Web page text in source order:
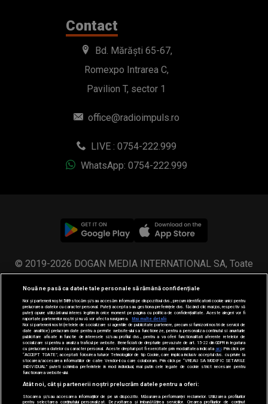
Contact
Bd. Mărăști 65-67,
Romexpo Intrarea C,
Pavilion T, sector 1
office@radioimpuls.ro
LIVE : 0754-222.999
WhatsApp: 0754-222.999
© 2019-2026 DOGAN MEDIA INTERNATIONAL SA, Toate
drepturile rezervate.
Nouă ne pasă ca datele tale personale să rămână confidențiale
Noi și partenerii noștri589stocăm și/sau accesăm informații pe dispozitivul dvs., precum identificatorii cookie unici pentru
prelucrarea datelor cu caracter personal. Puteți accepta sau gestiona preferințele dvs. făcând clic mai jos, respectiv vă
puteți opune utilizării unui interes legitim în orice moment pe pagina cu politica de confidențialitate. Aceste alegeri vor fi
raportate partenerilor noștri și nu vă vor afecta navigarea.
Mai multe detalii
Noi si partenerii nostri (retelele de socializare si agentiile de publicitate partenere, precum si furnizorii nostri de servicii de
date analitice) prelucram date pentru a permite website-ului sa functioneze, pentru a personaliza continutul si anunturile
publicitare afisate in functie de interesele si/sau profilul dvs., pentru a va oferi functionalitati aferente retelelor de
socializare si pentru a analiza traficul pe website. Beneficiati de drepturile prevazute de art. 15-22 din GDPR in legatura
cu prelucrarea datelor cu caracter personal. Aceste drepturi pot fi exercitate prin modalitatea indicataaici . Prin click pe
“ACCEPT TOATE”, acceptati folosirea tuturor Tehnologiilor de tip Cookie, care implica inclusiv acceptul dvs. cu privire la
stocarea/accesarea informatiilor de catre Vendor-ii cu care colaboram. Prin click pe “VREAU SA MODIFIC SETARILE
INDIVIDUAL” puteti schimba preferintele in mod individual, mai putin cele legate de cookie strict necesare pentru
functionarea website-ului.
Atât noi, cât și partenerii noștri prelucrăm datele pentru a oferi:
Stocarea și/sau accesarea informațiilor de pe un dispozitiv. Măsurarea performanței reclamelor. Utilizarea profilurilor
pentru selectarea conținutului personalizat. Dezvoltarea și îmbunătățirea serviciilor. Crearea profilurilor de conținut